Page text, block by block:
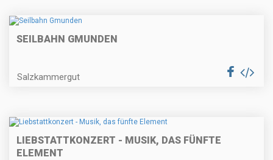
SEILBAHN GMUNDEN
Salzkammergut
LIEBSTATTKONZERT - MUSIK, DAS FÜNFTE
ELEMENT